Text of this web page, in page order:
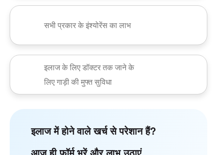
सभी प्रकार के इंश्योरेंस का लाभ
इलाज के लिए डॉक्टर तक जाने के
लिए गाड़ी की मुफ्त सुविधा
इलाज में होने वाले खर्च से परेशान हैं?